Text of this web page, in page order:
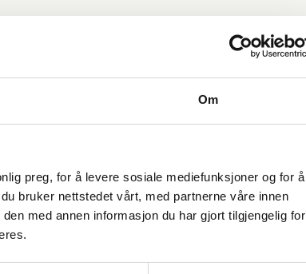
Om
preg, for å levere sosiale mediefunksjoner og for å
bruker nettstedet vårt, med partnerne våre innen
med annen informasjon du har gjort tilgjengelig for